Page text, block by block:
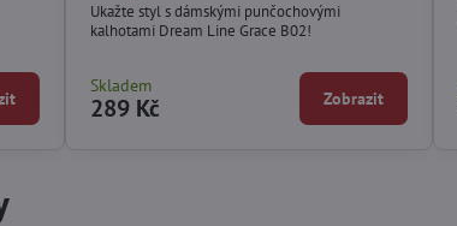
Ukažte styl s dámskými punčochovými
kalhotami Dream Line Grace B02!
Skladem
289 Kč Zobrazit